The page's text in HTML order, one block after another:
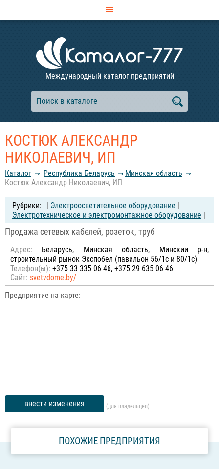
Международный каталог предприятий
КОСТЮК АЛЕКСАНДР
НИКОЛАЕВИЧ, ИП
Каталог Республика Беларусь
Минская область
Костюк Александр Николаевич, ИП
| Электроосветительное оборудование |
Электротехническое и электромонтажное оборудование |
Продажа сетевых кабелей, розеток, труб
Адрес: Беларусь, Минская область, Минский р-н,
строительный рынок Экспобел (павильон 56/1с и 80/1с)
Телефон(ы): +375 33 335 06 46, +375 29 635 06 46
Сайт: svetvdome.by/
Предприятие на карте:
внести изменения (для владельцев)
ПОХОЖИЕ ПРЕДПРИЯТИЯ